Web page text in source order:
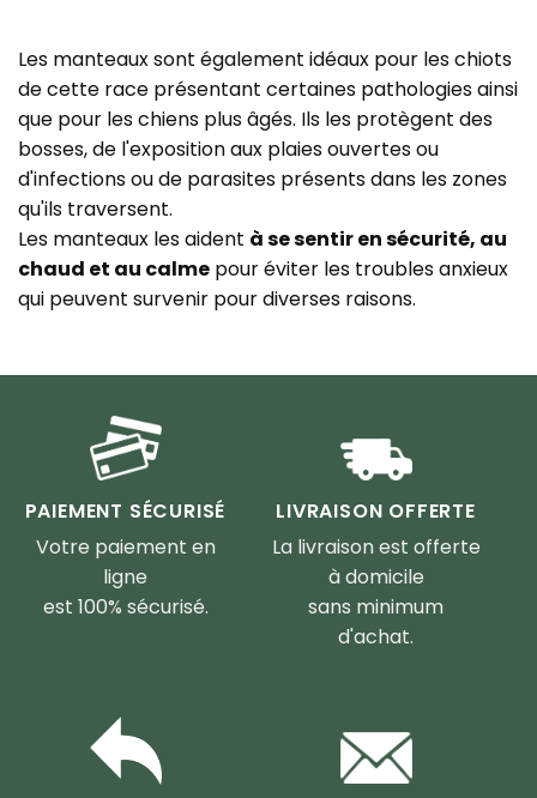
Les manteaux sont également idéaux pour les chiots
de cette race présentant certaines pathologies ainsi
que pour les chiens plus âgés. Ils les protègent des
bosses, de l'exposition aux plaies ouvertes ou
d'infections ou de parasites présents dans les zones
qu'ils traversent.
Les manteaux les aident à se sentir en sécurité, au
chaud et au calme pour éviter les troubles anxieux
qui peuvent survenir pour diverses raisons.
PAIEMENT SÉCURISÉ
Votre paiement en
ligne
est 100% sécurisé.
LIVRAISON OFFERTE
La livraison est offerte
à domicile
sans minimum
d'achat.